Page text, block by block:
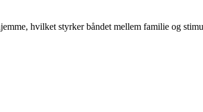
hvilket styrker båndet mellem familie og